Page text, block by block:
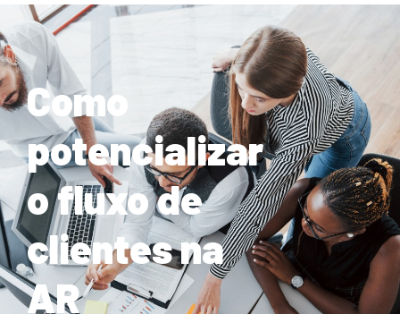
Como
potencializar
o fluxo de
clientes na
AR